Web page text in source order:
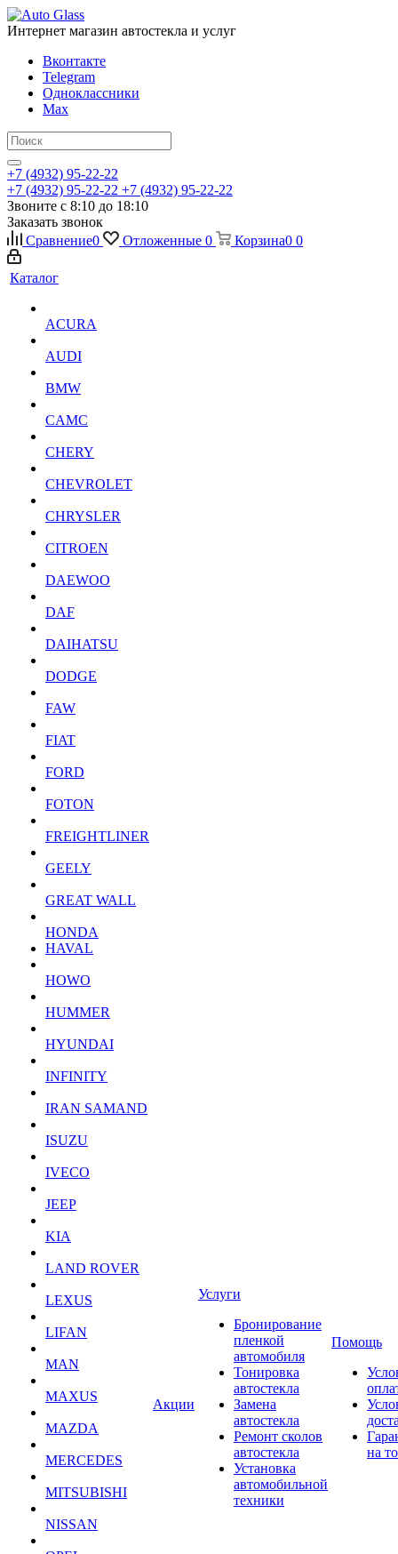
Интернет магазин автостекла и услуг
Вконтакте
Telegram
Одноклассники
Max
+7 (4932) 95-22-22
+7 (4932) 95-22-22 +7 (4932) 95-22-22
Звоните с 8:10 до 18:10
Заказать звонок
Сравнение0 Отложенные 0 Корзина0 0
Каталог
ACURA
AUDI
BMW
CAMC
CHERY
CHEVROLET
CHRYSLER
CITROEN
DAEWOO
DAF
DAIHATSU
DODGE
FAW
FIAT
FORD
FOTON
FREIGHTLINER
GEELY
GREAT WALL
HONDA
HAVAL
HOWO
HUMMER
HYUNDAI
INFINITY
IRAN SAMAND
ISUZU
IVECO
JEEP
KIA
LAND ROVER
LEXUS
LIFAN
MAN
MAXUS
MAZDA
MERCEDES
MITSUBISHI
NISSAN
Акции
Услуги
Бронирование
пленкой
автомобиля
Тонировка
автостекла
Замена
автостекла
Ремонт сколов
автостекла
Установка
автомобильной
техники
Помощь
на